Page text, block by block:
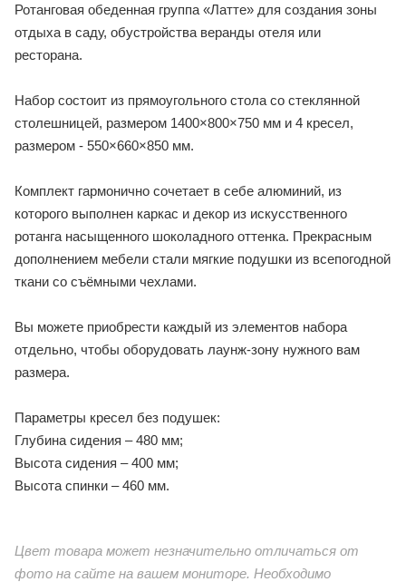
Ротанговая обеденная группа «Латте» для создания зоны
отдыха в саду, обустройства веранды отеля или
ресторана.
Набор состоит из прямоугольного стола со стеклянной
столешницей, размером 1400×800×750 мм и 4 кресел,
размером - 550×660×850 мм.
Комплект гармонично сочетает в себе алюминий, из
которого выполнен каркас и декор из искусственного
ротанга насыщенного шоколадного оттенка. Прекрасным
дополнением мебели стали мягкие подушки из всепогодной
ткани со съёмными чехлами.
Вы можете приобрести каждый из элементов набора
отдельно, чтобы оборудовать лаунж-зону нужного вам
размера.
Параметры кресел без подушек:
Глубина сидения – 480 мм;
Высота сидения – 400 мм;
Высота спинки – 460 мм.
Цвет товара может незначительно отличаться от
фото на сайте на вашем мониторе. Необходимо